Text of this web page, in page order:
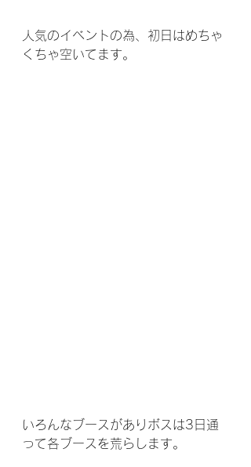
人気のイベントの為、初日はめちゃ
くちゃ空いてます。
いろんなブースがありボスは3日通
って各ブースを荒らします。